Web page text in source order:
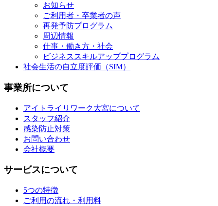
お知らせ
ご利用者・卒業者の声
再発予防プログラム
周辺情報
仕事・働き方・社会
ビジネススキルアッププログラム
社会生活の自立度評価（SIM）
事業所について
アイトライリワーク大宮について
スタッフ紹介
感染防止対策
お問い合わせ
会社概要
サービスについて
5つの特徴
ご利用の流れ・利用料